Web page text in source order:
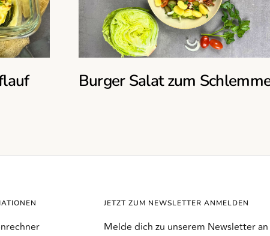
Burger Salat zum
JETZT ZUM NEWSLETTER ANMELDEN
Melde dich zu unserem Newsletter